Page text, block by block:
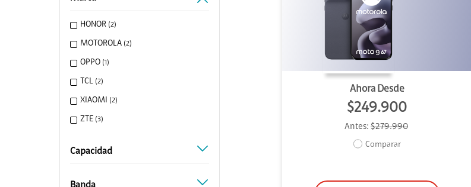
Servicios de Valor Agregado
HONOR (2)
MOTOROLA (2)
OPPO (1 )
TCL (2)
XIAOMI (2)
ZTE (3)
capacidad
banda
Ahora Desde
$249.900
Antes: $279.990
Comparar